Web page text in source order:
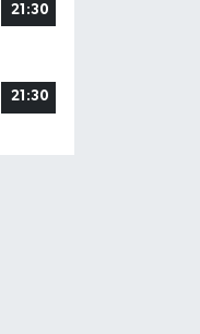
21:30
21:30